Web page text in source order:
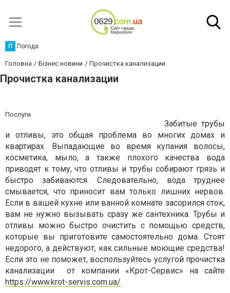
П Погода
Головна Бізнес новини Прочистка канализации
Прочистка канализации
Послуги
Забитые трубы
и отливы, это общая проблема во многих домах и
квартирах. Выпадающие во время купания волосы,
косметика, мыло, а также плохого качества вода
приводят к тому, что отливы и трубы собирают грязь и
быстро забиваются. Следовательно, вода труднее
смывается, что приносит вам только лишних нервов.
Если в вашей кухне или ванной комнате засорился сток,
вам не нужно вызывать сразу же сантехника. Трубы и
отливы можно быстро очистить с помощью средств,
которые вы приготовите самостоятельно дома. Стоят
недорого, а действуют, как сильные моющие средства!
Если это не поможет, воспользуйтесь услугой прочистка
канализации от компании «Крот-Сервис» на сайте
https://www.krot-servis.com.ua/.